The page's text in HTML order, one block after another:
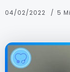
04/02/2022 5